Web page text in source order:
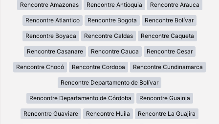
Rencontre Amazonas Rencontre Antioquia Rencontre Arauca
Rencontre Atlantico Rencontre Bogota Rencontre Bolívar
Rencontre Boyaca Rencontre Caldas Rencontre Caqueta
Rencontre Casanare Rencontre Cauca Rencontre Cesar
Rencontre Chocó Rencontre Cordoba Rencontre Cundinamarca
Rencontre Departamento de Bolívar
Rencontre Departamento de Córdoba Rencontre Guainia
Rencontre Guaviare Rencontre Huila Rencontre La Guajira